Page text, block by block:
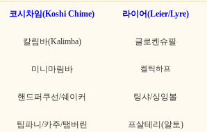
코시차임(Koshi Chime) 라이어(Leier/Lyre)
칼림바(Kalimba) 글로켄슈필
미니마림바 켈틱하프
핸드퍼쿠선/쉐이커 팅샤/싱잉볼
팀파니/카주/탬버린 프살테리(알토)